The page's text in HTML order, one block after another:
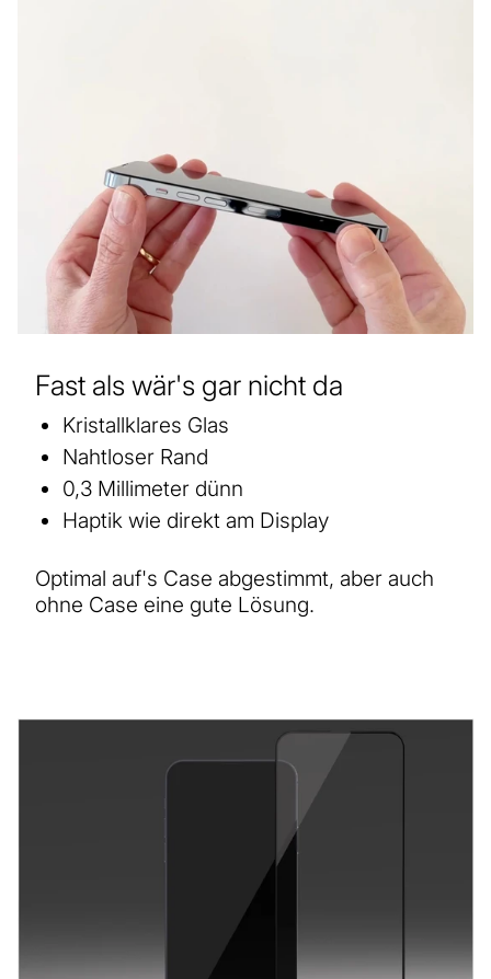
Fast als wär's gar nicht da
Kristallklares Glas
Nahtloser Rand
0,3 Millimeter dünn
Haptik wie direkt am Display
Optimal auf's Case abgestimmt, aber auch
ohne Case eine gute Lösung.